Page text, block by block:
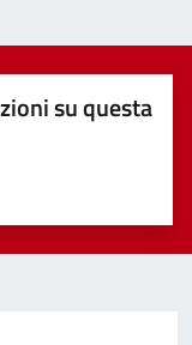
su questa